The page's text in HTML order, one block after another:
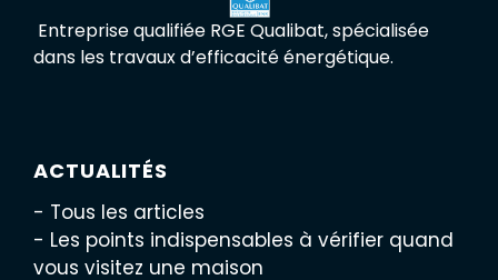
Entreprise qualifiée RGE Qualibat, spécialisée
dans les travaux d’efficacité énergétique.
ACTUALITÉS
- Tous les articles
- Les points indispensables à vérifier quand
vous visitez une maison